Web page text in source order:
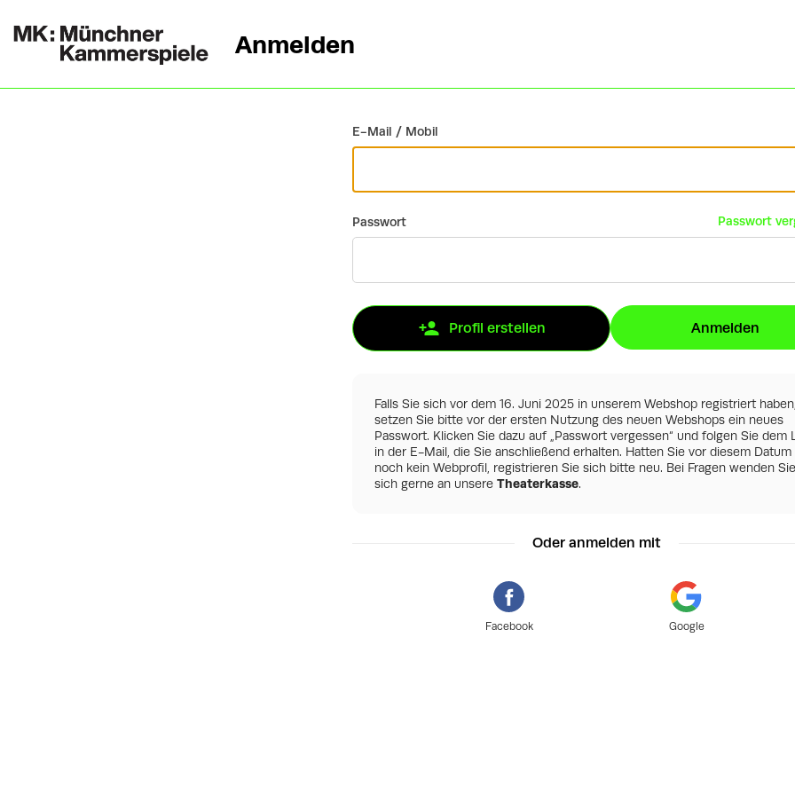
Zurück
Anmelden
E-Mail / Mobil
Passwort Passwort
Profil erstellen Anmelden
Falls Sie sich vor dem 16. Juni 2025 in unserem Webshop registriert haben,
setzen Sie bitte vor der ersten Nutzung des neuen Webshops ein neues
Passwort. Klicken Sie dazu auf „Passwort vergessen“ und folgen Sie dem
in der E-Mail, die Sie anschließend erhalten. Hatten Sie vor diesem Datum
noch kein Webprofil, registrieren Sie sich bitte neu. Bei Fragen wenden Sie
sich gerne an unsere Theaterkasse.
Oder anmelden mit
Facebook Google